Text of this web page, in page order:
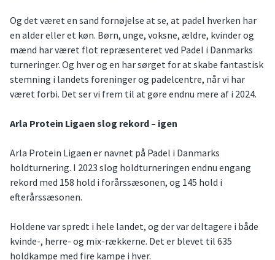
Og det været en sand fornøjelse at se, at padel hverken har
en alder eller et køn. Børn, unge, voksne, ældre, kvinder og
mænd har været flot repræsenteret ved Padel i Danmarks
turneringer. Og hver og en har sørget for at skabe fantastisk
stemning i landets foreninger og padelcentre, når vi har
været forbi. Det ser vi frem til at gøre endnu mere af i 2024.
Arla Protein Ligaen slog rekord – igen
Arla Protein Ligaen er navnet på Padel i Danmarks
holdturnering. I 2023 slog holdturneringen endnu engang
rekord med 158 hold i forårssæsonen, og 145 hold i
efterårssæsonen.
Holdene var spredt i hele landet, og der var deltagere i både
kvinde-, herre- og mix-rækkerne. Det er blevet til 635
holdkampe med fire kampe i hver.